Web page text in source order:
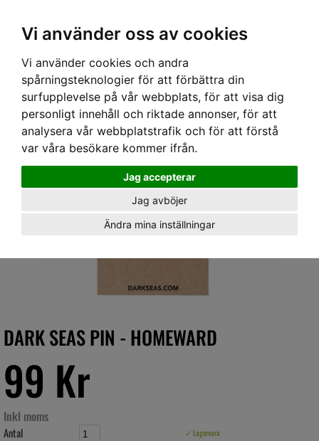
Vi använder oss av cookies
Vi använder cookies och andra
spårningsteknologier för att förbättra din
surfupplevelse på vår webbplats, för att visa dig
personligt innehåll och riktade annonser, för att
analysera vår webbplatstrafik och för att förstå
var våra besökare kommer ifrån.
Jag accepterar
Jag avböjer
Ändra mina inställningar
Hem› ACCESSOARER ›BROSCH› DARK SEAS PIN - HOMEWARD
DARK SEAS PIN - HOMEWARD
99 Kr
Inkl moms
Antal ✓ Lagervara